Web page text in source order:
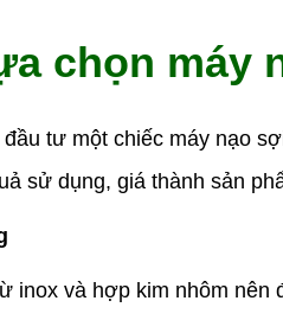
chọn máy
tư một chiếc máy nạo
sử dụng, giá thành sản
inox và hợp kim nhôm nên